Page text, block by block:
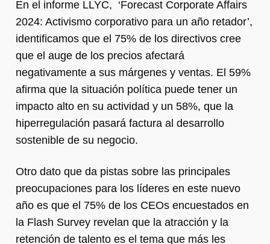
En el informe LLYC, ‘Forecast Corporate Affairs
2024: Activismo corporativo para un año retador’,
identificamos que el 75% de los directivos cree
que el auge de los precios afectará
negativamente a sus márgenes y ventas. El 59%
afirma que la situación política puede tener un
impacto alto en su actividad y un 58%, que la
hiperregulación pasará factura al desarrollo
sostenible de su negocio.
Otro dato que da pistas sobre las principales
preocupaciones para los líderes en este nuevo
año es que el 75% de los CEOs encuestados en
la Flash Survey revelan que la atracción y la
retención de talento es el tema que más les